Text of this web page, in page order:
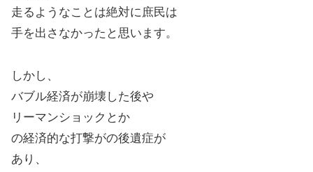
走るようなことは絶対に庶民は
手を出さなかったと思います。
しかし、
バブル経済が崩壊した後や
リーマンショックとか
の経済的な打撃がの後遺症が
あり、